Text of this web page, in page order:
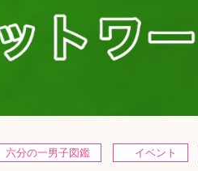
六分の一男子図鑑 イベント